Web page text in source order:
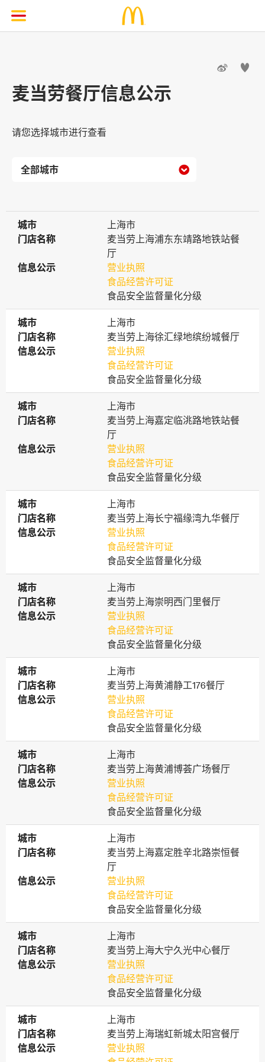
 
麦当劳餐厅信息公示
请您选择城市进行查看

城市
城市
上海市
门店名称
门店名称
麦当劳上海浦东东靖路地铁站餐
厅
信息公示
信息公示
营业执照
食品经营许可证
食品安全监督量化分级
城市
城市
上海市
门店名称
门店名称
麦当劳上海徐汇绿地缤纷城餐厅
信息公示
信息公示
营业执照
食品经营许可证
食品安全监督量化分级
城市
城市
上海市
门店名称
门店名称
麦当劳上海嘉定临洮路地铁站餐
厅
信息公示
信息公示
营业执照
食品经营许可证
食品安全监督量化分级
城市
城市
上海市
门店名称
门店名称
麦当劳上海长宁福缘湾九华餐厅
信息公示
信息公示
营业执照
食品经营许可证
食品安全监督量化分级
城市
城市
上海市
门店名称
门店名称
麦当劳上海崇明西门里餐厅
信息公示
信息公示
营业执照
食品经营许可证
食品安全监督量化分级
城市
城市
上海市
门店名称
门店名称
麦当劳上海黄浦静工176餐厅
信息公示
信息公示
营业执照
食品经营许可证
食品安全监督量化分级
城市
城市
上海市
门店名称
门店名称
麦当劳上海黄浦博荟广场餐厅
信息公示
信息公示
营业执照
食品经营许可证
食品安全监督量化分级
城市
城市
上海市
门店名称
门店名称
麦当劳上海嘉定胜辛北路崇恒餐
厅
信息公示
信息公示
营业执照
食品经营许可证
食品安全监督量化分级
城市
城市
上海市
门店名称
门店名称
麦当劳上海大宁久光中心餐厅
信息公示
信息公示
营业执照
食品经营许可证
食品安全监督量化分级
城市
城市
上海市
门店名称
门店名称
麦当劳上海瑞虹新城太阳宫餐厅
信息公示
信息公示
营业执照